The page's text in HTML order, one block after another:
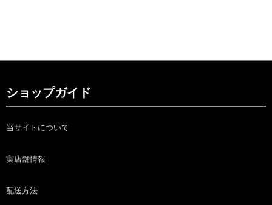
ショップガイド
当サイトについて
実店舗情報
配送方法